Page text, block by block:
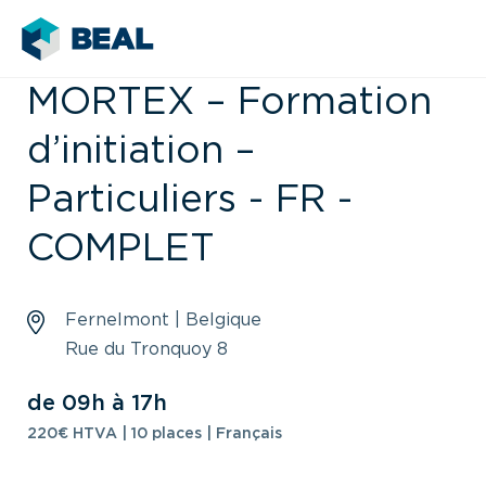
MORTEX – Formation
d’initiation –
Particuliers - FR -
COMPLET
Fernelmont | Belgique
Rue du Tronquoy 8
de 09h à 17h
220€ HTVA | 10 places | Français